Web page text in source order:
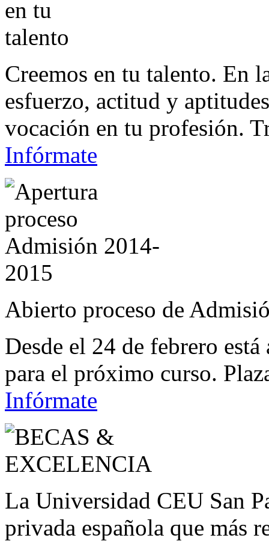
Creemos en tu talento. En
esfuerzo, actitud y
vocación en tu profesión.
Infórmate
Abierto proceso de
Desde el 24 de febrero
para el próximo curso.
Infórmate
La Universidad CEU San
privada española que más